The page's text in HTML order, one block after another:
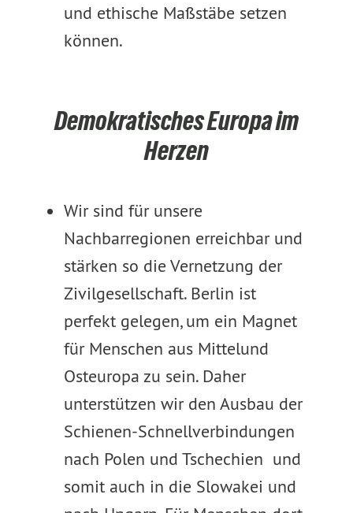
und ethische Maßstäbe setzen
können.
Demokratisches Europa im
Herzen
Wir sind für unsere
Nachbarregionen erreichbar und
stärken so die Vernetzung der
Zivilgesellschaft. Berlin ist
perfekt gelegen, um ein Magnet
für Menschen aus Mittelund
Osteuropa zu sein. Daher
unterstützen wir den Ausbau der
Schienen-Schnellverbindungen
nach Polen und Tschechien und
somit auch in die Slowakei und